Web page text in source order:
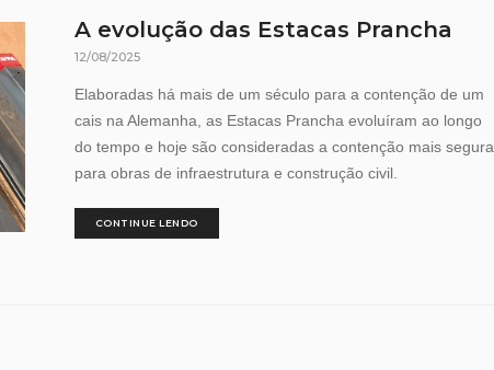
A evolução das Estacas Prancha
12/08/2025
Elaboradas há mais de um século para a contenção de um
cais na Alemanha, as Estacas Prancha evoluíram ao longo
do tempo e hoje são consideradas a contenção mais segura
para obras de infraestrutura e construção civil.
CONTINUE LENDO